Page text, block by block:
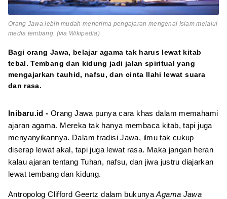
Orang Jawa lebih mudah menerima pengajaran mengenai Islam melalui
media tembang. (via Wikipedia)
Bagi orang Jawa, belajar agama tak harus lewat kitab
tebal. Tembang dan kidung jadi jalan spiritual yang
mengajarkan tauhid, nafsu, dan cinta Ilahi lewat suara
dan rasa.
Inibaru.id - Orang Jawa punya cara khas dalam memahami
ajaran agama. Mereka tak hanya membaca kitab, tapi juga
menyanyikannya. Dalam tradisi Jawa, ilmu tak cukup
diserap lewat akal, tapi juga lewat rasa. Maka jangan heran
kalau ajaran tentang Tuhan, nafsu, dan jiwa justru diajarkan
lewat tembang dan kidung.
Antropolog Clifford Geertz dalam bukunyaAgama Jawa